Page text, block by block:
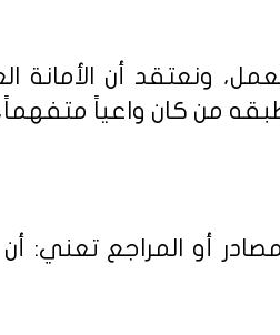
ونعتقد أن الأمانة
من كان واعياً
أو المراجع تعني: أن